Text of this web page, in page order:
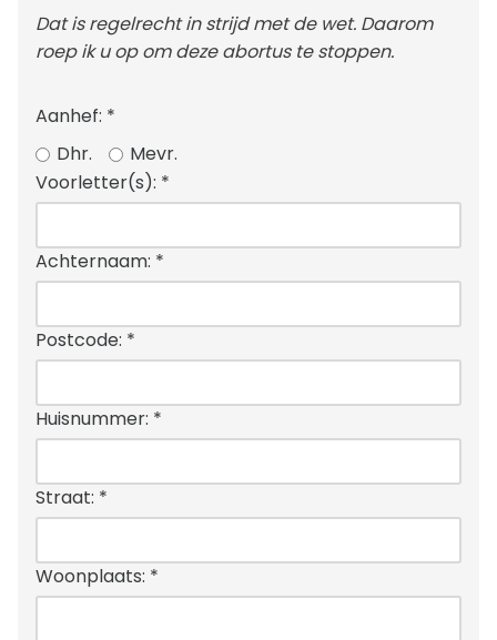
Dat is regelrecht in strijd met de wet. Daarom
roep ik u op om deze abortus te stoppen.
Aanhef: *
Dhr.
Mevr.
Voorletter(s): *
Achternaam: *
Postcode: *
Huisnummer: *
Straat: *
Woonplaats: *